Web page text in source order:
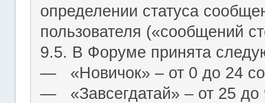
определении статуса
пользователя («сообщений
9.5. В Форуме принята
― «Новичок» – от 0 до 24
― «Завсегдатай» – от 25 до